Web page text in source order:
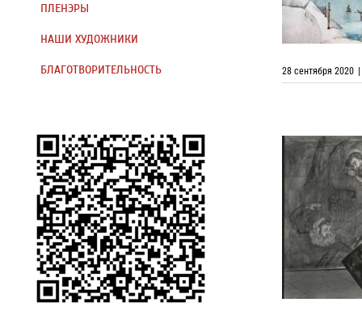
28 сентября 2020
XIV
ПЛЕНЭРЫ
НАШИ ХУДОЖНИКИ
БЛАГОТВОРИТЕЛЬНОСТЬ